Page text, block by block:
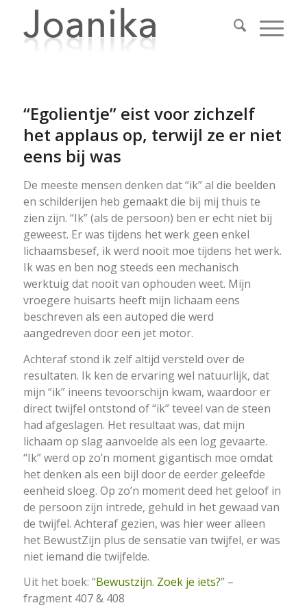
“Egolientje” eist voor zichzelf
het applaus op, terwijl ze er niet
eens bij was
De meeste mensen denken dat “ik” al die beelden
en schilderijen heb gemaakt die bij mij thuis te
zien zijn. “Ik” (als de persoon) ben er echt niet bij
geweest. Er was tijdens het werk geen enkel
lichaamsbesef, ik werd nooit moe tijdens het werk.
Ik was en ben nog steeds een mechanisch
werktuig dat nooit van ophouden weet. Mijn
vroegere huisarts heeft mijn lichaam eens
beschreven als een autoped die werd
aangedreven door een jet motor.
Achteraf stond ik zelf altijd versteld over de
resultaten. Ik ken de ervaring wel natuurlijk, dat
mijn “ik” ineens tevoorschijn kwam, waardoor er
direct twijfel ontstond of “ik” teveel van de steen
had afgeslagen. Het resultaat was, dat mijn
lichaam op slag aanvoelde als een log gevaarte.
“Ik” werd op zo’n moment gigantisch moe omdat
het denken als een bijl door de eerder geleefde
eenheid sloeg. Op zo’n moment deed het geloof in
de persoon zijn intrede, gehuld in het gewaad van
de twijfel. Achteraf gezien, was hier weer alleen
het BewustZijn plus de sensatie van twijfel, er was
niet iemand die twijfelde.
Uit het boek: “Bewustzijn. Zoek je iets?” –
fragment 407 & 408